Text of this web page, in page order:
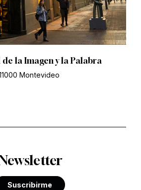
la Imagen y la Palabra
Montevideo
Suscribirme